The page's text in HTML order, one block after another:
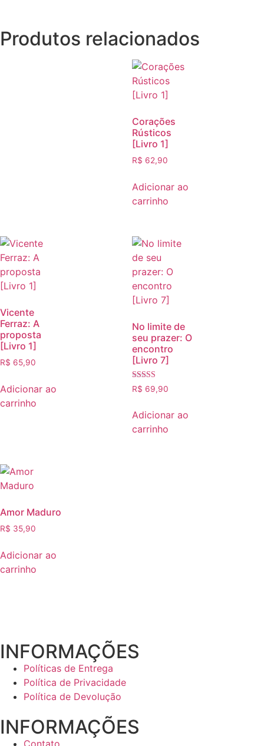
Produtos relacionados
Corações
Rústicos
[Livro 1]
R$ 62,90
Adicionar ao
carrinho
Vicente
Ferraz: A
proposta
[Livro 1]
R$ 65,90
Adicionar ao
carrinho
No limite de
seu prazer: O
encontro
[Livro 7]
Avaliação
5.00
R$ 69,90
Adicionar ao
carrinho
Amor Maduro
R$ 35,90
Adicionar ao
carrinho
INFORMAÇÕES
Políticas de Entrega
Política de Privacidade
Política de Devolução
INFORMAÇÕES
Contato